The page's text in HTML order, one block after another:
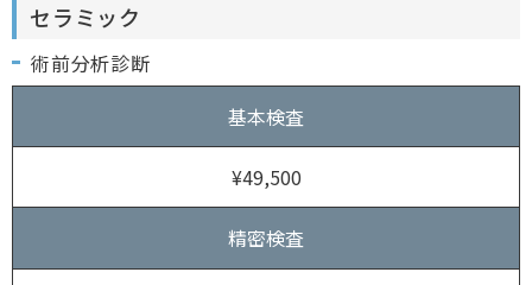
セラミック
術前分析診断
基本検査
¥49,500
精密検査